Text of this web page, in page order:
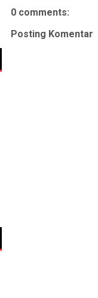
0 comments:
Posting Komentar